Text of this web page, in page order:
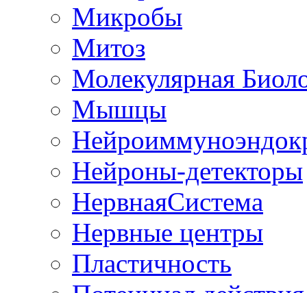
Микробы
Митоз
Молекулярная
Мышцы
Нейроны-детекторы
НервнаяСистема
Нервные центры
Пластичность